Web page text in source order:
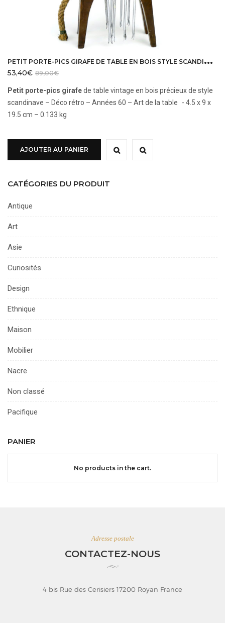
P
ETIT PORTE-PICS GIRAFE DE TABLE EN BOIS STYLE SCANDINAVE ANNÉES 60
89,00€
53,40€
Petit porte-pics girafede table vintage en bois précieux de style
scandinave – Déco rétro – Années 60 – Art de la table - 4.5 x 9 x
19.5 cm – 0.133 kg
AJOUTER AU PANIER
CATÉGORIES DU PRODUIT
Antique
Art
Asie
Curiosités
Design
Ethnique
Maison
Mobilier
Nacre
Non classé
Pacifique
PANIER
No products in the cart.
Adresse postale
CONTACTEZ-NOUS
4 bis Rue des Cerisiers 17200 Royan France